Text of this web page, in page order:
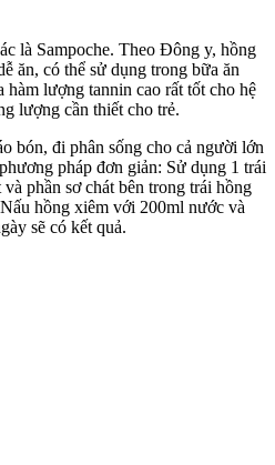
là Sampoche. Theo Đông y, hồng
ăn, có thể sử dụng trong bữa ăn
hàm lượng tannin cao rất tốt cho hệ
lượng cần thiết cho trẻ.
bón, đi phân sống cho cả người lớn
pháp đơn giản: Sử dụng 1 trái
phần sơ chát bên trong trái hồng
hồng xiêm với 200ml nước và
sẽ có kết quả.